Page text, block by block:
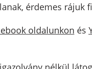
érdemes rájuk
oldalunkon és